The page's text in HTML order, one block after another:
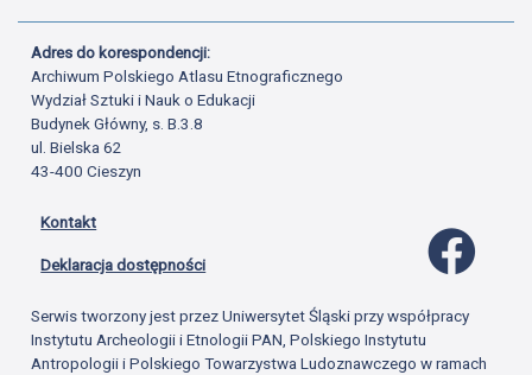
Adres do korespondencji:
Archiwum Polskiego Atlasu Etnograficznego
Wydział Sztuki i Nauk o Edukacji
Budynek Główny, s. B.3.8
ul. Bielska 62
43-400 Cieszyn
Kontakt
Deklaracja dostępności
Serwis tworzony jest przez Uniwersytet Śląski przy współpracy
Instytutu Archeologii i Etnologii PAN, Polskiego Instytutu
Antropologii i Polskiego Towarzystwa Ludoznawczego w ramach